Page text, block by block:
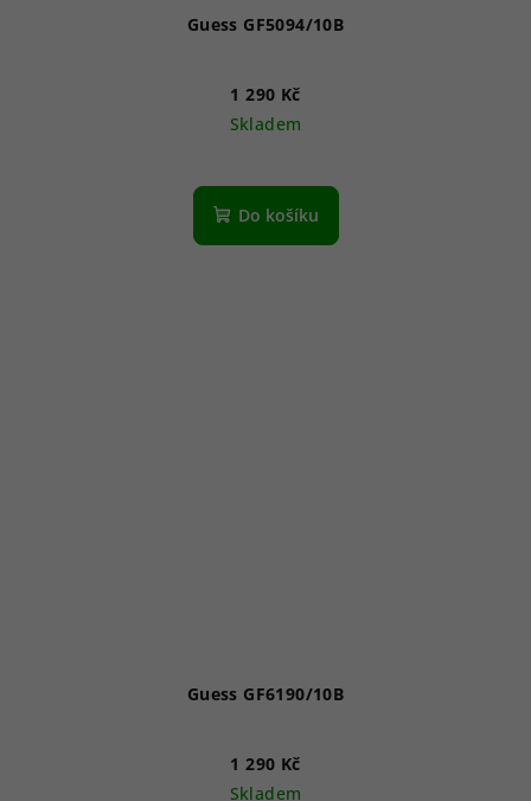
Guess GF5094/10B
1 290 Kč
Skladem
Do košíku
Guess GF6190/10B
1 290 Kč
Skladem